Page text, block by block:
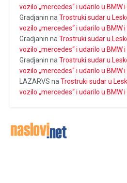
vozilo „mercedes“ i udarilo u BMW i
Gradjanin na Trostruki sudar u
vozilo „mercedes“ i udarilo u BMW i
Gradjanin na Trostruki sudar u
vozilo „mercedes“ i udarilo u BMW i
Gradjanin na Trostruki sudar u
vozilo „mercedes“ i udarilo u BMW i
LAZARVS na Trostruki sudar u
vozilo „mercedes“ i udarilo u BMW i